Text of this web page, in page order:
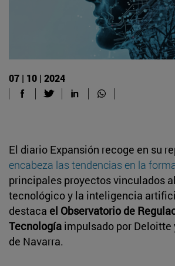
07 | 10 | 2024
El diario Expansión recoge en su
encabeza las tendencias en la
principales proyectos vinculados
tecnológico y la inteligencia
destaca el Observatorio de
Tecnología impulsado por Deloitte
de Navarra.